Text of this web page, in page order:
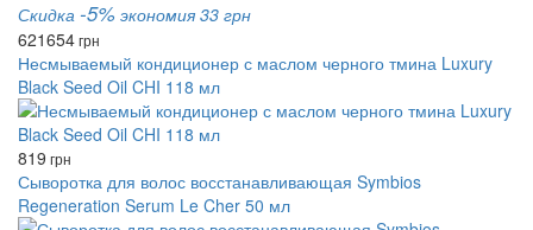
Скидка -5% экономия 33 грн
621654грн
Несмываемый кондиционер с маслом черного тмина Luxury
Black Seed Oil CHI 118 мл
819 грн
Сыворотка для волос восстанавливающая Symbios
Regeneration Serum Le Cher 50 мл